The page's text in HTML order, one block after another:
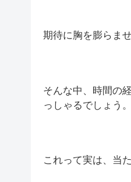
期待に胸を膨らま
そんな中、時間の
っしゃるでしょう。
これって実は、当